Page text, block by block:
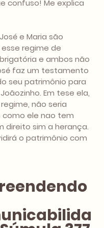
confuso! Me explica
e Maria são
regime de
e ambos não
faz um testamento
seu patrimônio para
Em tese ela,
não seria
como ele nao tem
direito sim a herança.
o patrimônio com